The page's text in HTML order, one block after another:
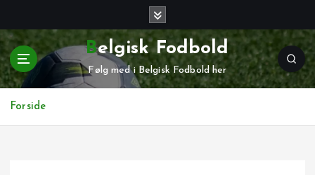
t
i
i
Belgisk Fodbold
Følg med i Belgisk Fodbold her
Forside